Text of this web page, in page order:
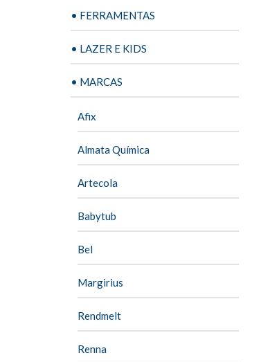
• FERRAMENTAS
• LAZER E KIDS
• MARCAS
Afix
Almata Química
Artecola
Babytub
Bel
Margirius
Rendmelt
Renna